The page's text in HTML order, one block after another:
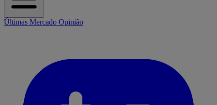
Últimas Mercado Opinião